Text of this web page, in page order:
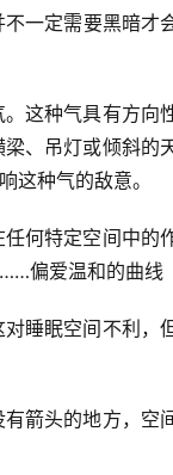
不一定需要黑暗
这种气具有方向
、吊灯或倾斜的
这种气的敌意。
何特定空间中的
偏爱温和的曲线
睡眠空间不利，
箭头的地方，空